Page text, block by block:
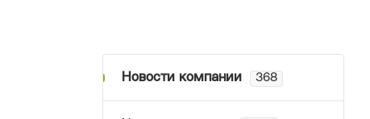
Новости компании 368